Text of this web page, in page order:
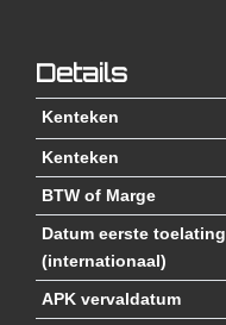
Details
Kenteken
Kenteken
BTW of Marge
Datum eerste toelating
(internationaal)
APK vervaldatum